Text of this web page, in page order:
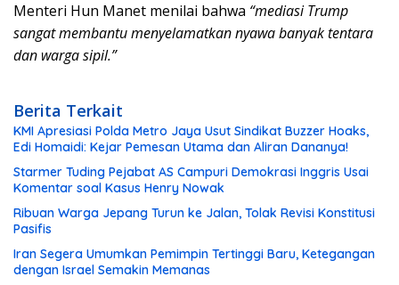
Menteri Hun Manet menilai bahwa “mediasi Trump
sangat membantu menyelamatkan nyawa banyak tentara
dan warga sipil.”
Berita Terkait
KMI Apresiasi Polda Metro Jaya Usut Sindikat Buzzer Hoaks,
Edi Homaidi: Kejar Pemesan Utama dan Aliran Dananya!
Starmer Tuding Pejabat AS Campuri Demokrasi Inggris Usai
Komentar soal Kasus Henry Nowak
Ribuan Warga Jepang Turun ke Jalan, Tolak Revisi Konstitusi
Pasifis
Iran Segera Umumkan Pemimpin Tertinggi Baru, Ketegangan
dengan Israel Semakin Memanas